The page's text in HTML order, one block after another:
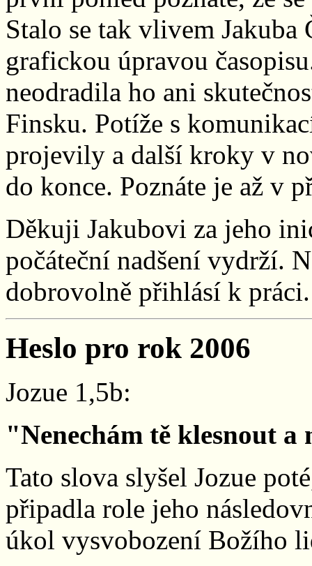
Stalo se tak vlivem
grafickou úpravou
neodradila ho ani
Finsku. Potíže s
projevily a další kroky v
do konce. Poznáte je až v
Děkuji Jakubovi za jeho
počáteční nadšení vydrží.
dobrovolně přihlásí k
Heslo pro rok 2006
Jozue 1,5b:
"Nenechám tě klesnout a
Tato slova slyšel Jozue
připadla role jeho
úkol vysvobození Božího